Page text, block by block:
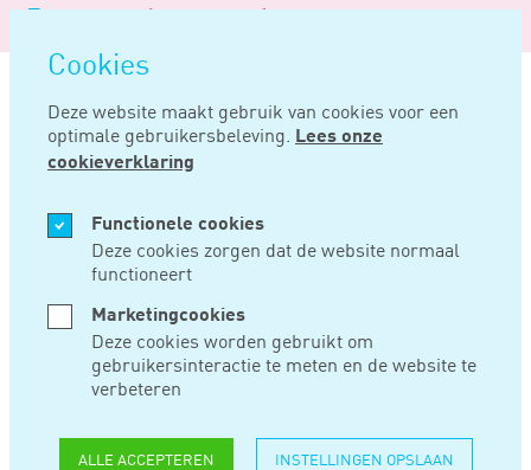
overslaan
Cookies
Deze website maakt gebruik van cookies voor een
optimale gebruikersbeleving. Lees onze
cookieverklaring
Functionele cookies
Deze cookies zorgen dat de website normaal
functioneert
Marketingcookies
Deze cookies worden gebruikt om
gebruikersinteractie te meten en de website te
verbeteren
ALLE ACCEPTEREN INSTELLINGEN OPSLAAN
Logo
Noord
Negentig
Home Nieuws
MEI 06, 2025
MEER TALEN OP HET
WERK KAN TOT
PROBLEMEN
LEIDEN